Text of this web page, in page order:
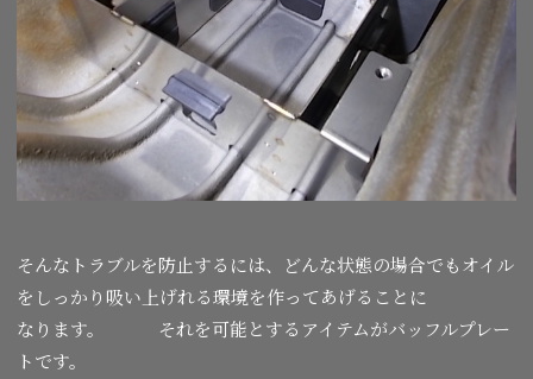
そんなトラブルを防止するには、どんな状態の場合でもオイル
をしっかり吸い上げれる環境を作ってあげることに
なります。 それを可能とするアイテムがバッフルプレー
トです。